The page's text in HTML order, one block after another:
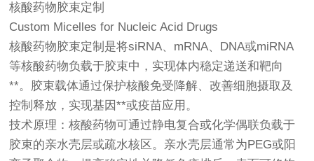
核酸药物胶束定制
Custom Micelles for Nucleic Acid Drugs
核酸药物胶束定制是将siRNA、mRNA、DNA或miRNA
等核酸药物负载于胶束中，实现体内稳定递送和靶向
**。胶束载体通过保护核酸免受降解、改善细胞摄取及
控制释放，实现基因**或疫苗应用。
技术原理：核酸药物可通过静电复合或化学偶联负载于
胶束的亲水壳层或疏水核区。亲水壳层通常为PEG或阳